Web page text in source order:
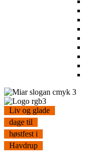
Liv og glade
dage til
høstfest i
Havdrup